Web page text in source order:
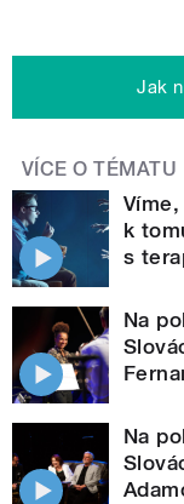
Jak
VÍCE O TÉMATU
k
s
Na
Na